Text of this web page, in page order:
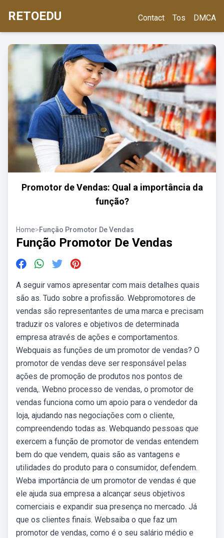
RETOEDU Contact Tos DMCA
Promotor de Vendas: Qual a importância da
função?
Home>Função Promotor De Vendas
Função Promotor De Vendas
A seguir vamos apresentar com mais detalhes quais
são as. Tudo sobre a profissão. Webpromotores de
vendas são representantes de uma marca e precisam
traduzir os valores e objetivos de determinada
empresa através de ações e comportamentos.
Webquais as funções de um promotor de vendas? O
promotor de vendas deve ser responsável pelas
ações de promoção de produtos nos pontos de
venda,. Webno processo de vendas, o promotor de
vendas funciona como um apoio para o vendedor da
loja, ajudando nas negociações com o cliente,
compreendendo todas as. Webquando pessoas que
exercem a função de promotor de vendas entendem
bem do que vendem, quais são as vantagens e
utilidades do produto para o consumidor, defendem.
Weba importância de um promotor de vendas é que
ele ajuda sua empresa a alcançar seus objetivos
comerciais e expandir sua presença no mercado. Já
que os clientes finais. Websaiba o que faz um
promotor de vendas, como é o seu salário médio e